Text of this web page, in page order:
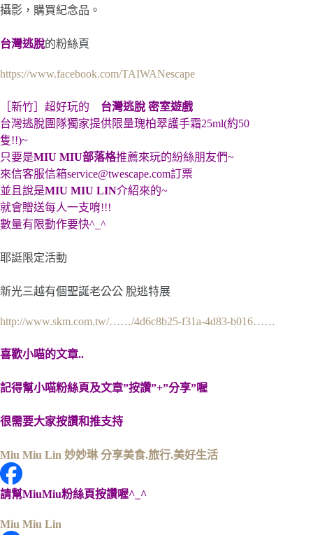
攝影，購買紀念品。
台灣逃脫的粉絲頁
https://www.facebook.com/TAIWANescape
［新竹］超好玩的 台灣逃脫 密室遊戲
台灣逃脫團隊獨家提供限量瑰柏翠護手霜25ml(約50
隻!!)~
只要是MIU MIU部落格推薦來玩的紛絲朋友們~
來信客服信箱service@twescape.com訂票
並且說是MIU MIU LIN介紹來的~
就會贈送每人一支唷!!!
數量有限動作要快^_^
耶誔限定活動
新光三越有個聖誕老公公 脫逃特展
http://www.skm.com.tw/……/4d6c8b25-f31a-4d83-b016……
喜歡小喵的文章..
記得幫小喵粉絲頁及文章”按讚”+”分享”喔
很需要大家按讚和推支持
Miu Miu Lin 妙妙琳 分享美食.旅行.美好生活
請幫MiuMiu粉絲頁按讚喔^_^
Miu Miu Lin